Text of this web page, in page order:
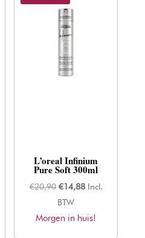
L’oreal Infinium
Pure Soft 300ml
€20,90 Oorspronkelijke
prijs
was:
€14,88Huidige
is:
Incl.
BTW
Morgen in huis!